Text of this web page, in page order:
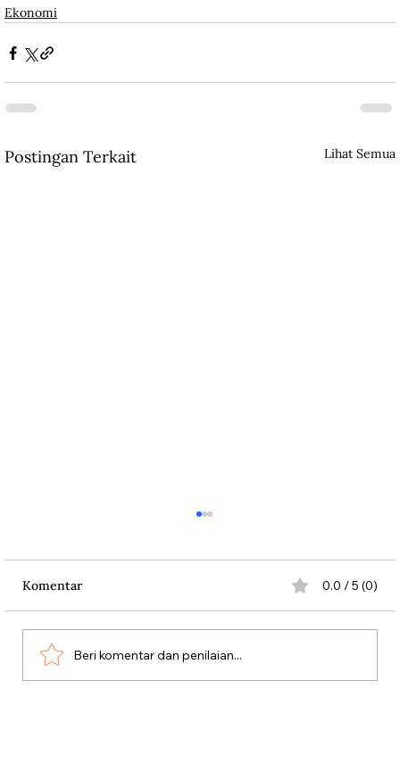
Ekonomi
Postingan Terkait Lihat Semua
Hikayat Pare Ageung
Komentar 0.0 / 5 (0)
Beri komentar dan penilaian...